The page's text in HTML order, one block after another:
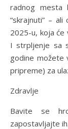
radnog mesta
“skrajnuti” –
2025-u, koja će
I strpljenje sa
godine možete
pripreme) za
Zdravlje
Bavite se
zapostavljajte